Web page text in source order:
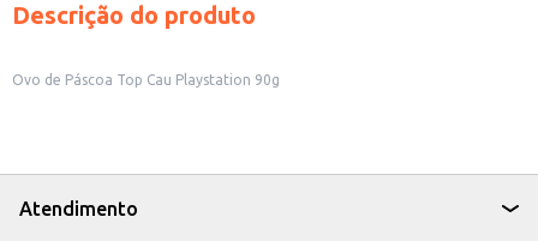
Descrição do produto
Ovo de Páscoa Top Cau Playstation 90g
Atendimento